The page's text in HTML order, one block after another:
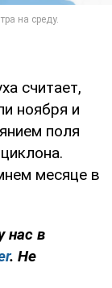
считает,
ноября и
поля
месяце в
нас в
. Не